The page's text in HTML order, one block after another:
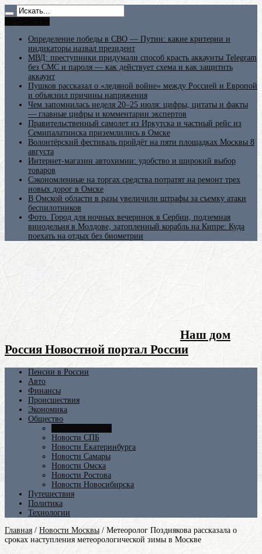
Определение победы в СВО — Путин: какие критерии и
индикаторы назвал президент
МВД: преступники придумали способ красть аккаунты Telegram
без СМС и пароля — как действует схема и как защитить
аккаунт
Пушков рассказал о «ледяной войне» между Россией и Европой
и объяснил причины напряжения
Чем запомнилась неделя 20–25 июля: цифры, цитаты и факты
— главные цифры и комментарии экспертов
Правительственный самолет из Иркутска и частный рейс из
Семипалатинска приземлились в Омске
Волонтёрский фестиваль пройдёт на пяти площадках Москвы 8
августа
Интернет-магазин автохимии: удобство и широкий выбор
товаров
Сэкономленные на торгах средства потратят на ремонт трех
новых дорог в Омске
В Омской области в разы увеличили штрафы за съемку атаки
беспилотников
Фото. Город для ночных вечеринок в Сербии, подземная
винодельня в Молдове, затопленный корабль на Кипре: Куда
поехать на отдых без биометрии
Наш дом
Россия Новостной портал России
Пенсии в России
Авто
Финансы
Происшествия
Экономика
Общество
Новости СПБ
Новости Екатеринбурга
Новости Самары
Новости Омска
Новости Ростова
Новости Новосибирска
Путешествия
Политика
Технологии
Главная / Новости Москвы / Метеоролог Позднякова рассказала о
сроках наступления метеорологической зимы в Москве